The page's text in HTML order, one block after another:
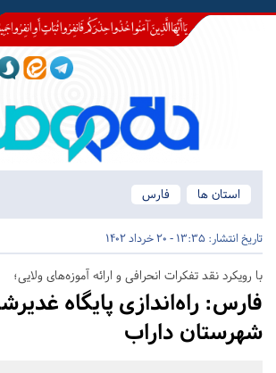
استان ها
فارس
تاریخ انتشار: 13:35 - 20 خرداد 1402
با رویکرد نقد تفکرات انحرافی و ارائه آموزه‌های ولایی؛
فارس: راه‌اندازی پایگاه
شهرستان داراب